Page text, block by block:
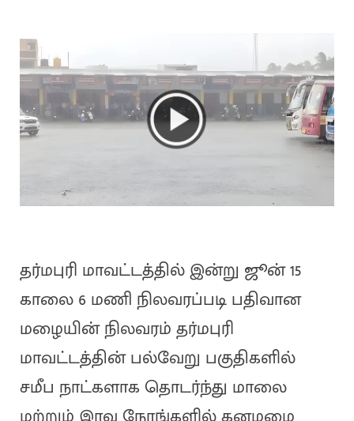
தர்மபுரி மாவட்டத்தில் இன்று ஜூன் 15
காலை 6 மணி நிலவரப்படி பதிவான
மழையின் நிலவரம் தர்மபுரி
மாவட்டத்தின் பல்வேறு பகுதிகளில்
சமீப நாட்களாக தொடர்ந்து மாலை